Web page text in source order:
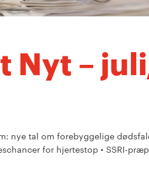
Nyt –
nye tal om forebyggelige
for hjertestop • SSRI-